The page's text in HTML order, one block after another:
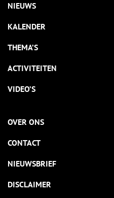
NIEUWS
KALENDER
THEMA’S
ACTIVITEITEN
VIDEO’S
OVER ONS
CONTACT
NIEUWSBRIEF
DISCLAIMER